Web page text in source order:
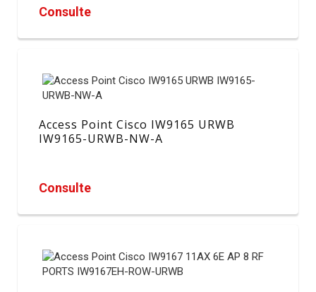
Consulte
Access Point Cisco IW9165 URWB
IW9165-URWB-NW-A
Consulte